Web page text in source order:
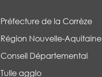
Préfecture de la Corrèze
Région Nouvelle-Aquitaine
Conseil Départemental
Tulle agglo